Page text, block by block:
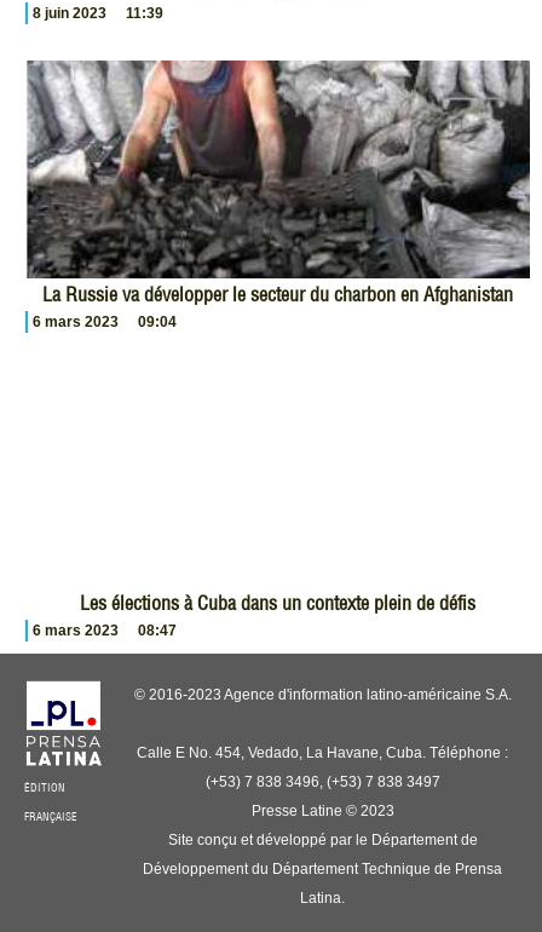
8 juin 2023 11:39
La Russie va développer le secteur du charbon en Afghanistan
6 mars 2023 09:04
Les élections à Cuba dans un contexte plein de défis
6 mars 2023 08:47
ÉDITION
FRANÇAISE
© 2016-2023 Agence d'information latino-américaine S.A.
Calle E No. 454, Vedado, La Havane, Cuba. Téléphone :
(+53) 7 838 3496, (+53) 7 838 3497
Presse Latine © 2023
Site conçu et développé par le Département de
Développement du Département Technique de Prensa
Latina.